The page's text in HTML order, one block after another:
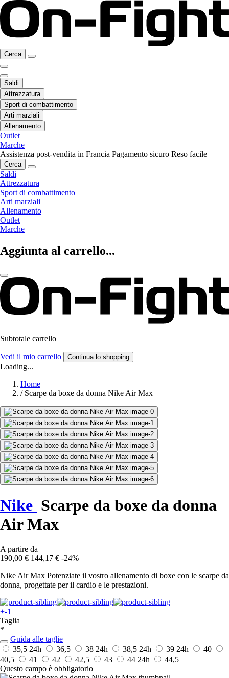
Cerca
Saldi
Attrezzatura
Sport di combattimento
Arti marziali
Allenamento
Outlet
Marche
Assistenza post-vendita in Francia Pagamento sicuro Reso facile
Cerca
Saldi
Attrezzatura
Sport di combattimento
Arti marziali
Allenamento
Outlet
Marche
Aggiunta al carrello...
Subtotale carrello
Vedi il mio carrello Continua lo shopping
Loading...
Home
/ Scarpe da boxe da donna Nike Air Max
Nike Scarpe da boxe da donna
Air Max
A partire da
190,00 € 144,17 € -24%
Nike Air Max Potenziate il vostro allenamento di boxe con le scarpe da
donna, progettate per il cardio e le prestazioni.
+-1
Taglia
*
Guida alle taglie
35,5 24h 36,5 38 24h 38,5 24h 39 24h
40
40,5
41 42 42,5 43 44 24h
44,5
Questo campo è obbligatorio